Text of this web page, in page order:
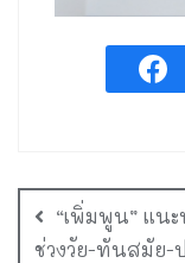
“เพิ่มพูน” แน
ช่วงวัย-ทันสมัย-